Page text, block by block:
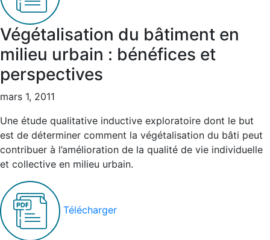
Végétalisation du bâtiment en
milieu urbain : bénéfices et
perspectives
mars 1, 2011
Une étude qualitative inductive exploratoire dont le but
est de déterminer comment la végétalisation du bâti peut
contribuer à l’amélioration de la qualité de vie individuelle
et collective en milieu urbain.
Télécharger